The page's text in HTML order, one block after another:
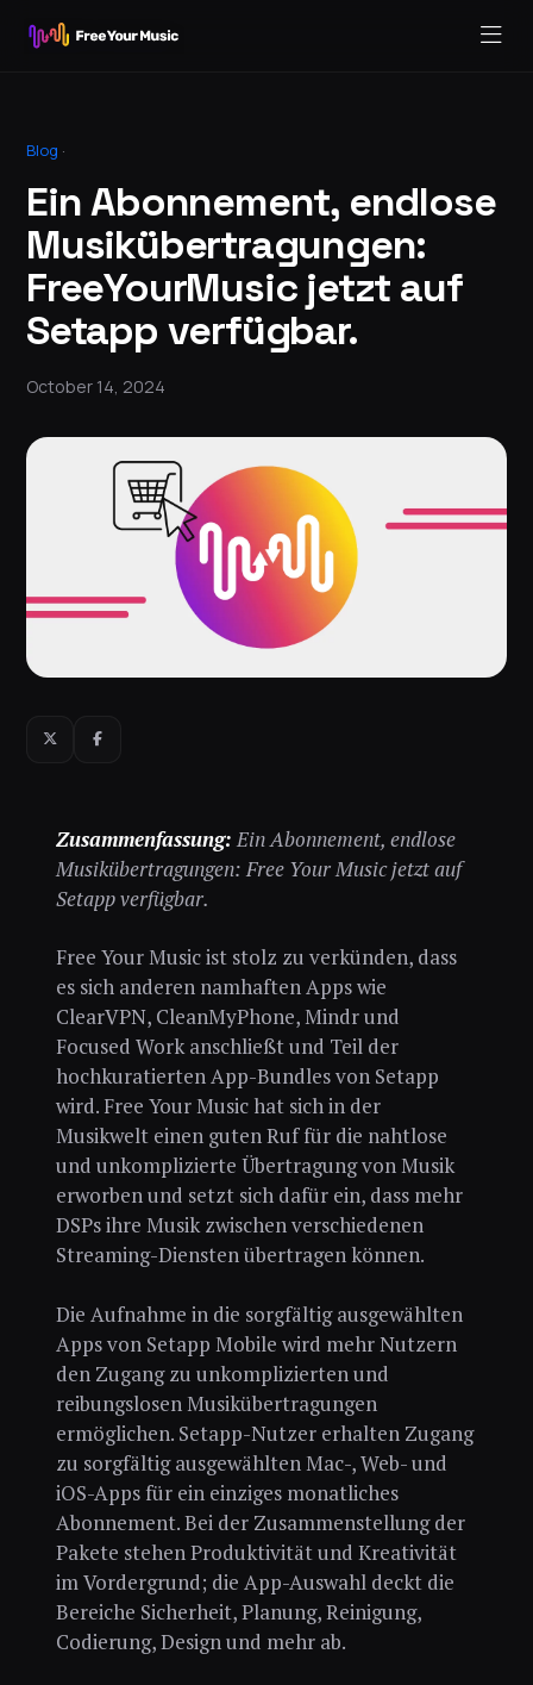
Blog ·
Ein Abonnement, endlose
Musikübertragungen:
FreeYourMusic jetzt auf
Setapp verfügbar.
October 14, 2024
Zusammenfassung: Ein Abonnement, endlose
Musikübertragungen: Free Your Music jetzt auf
Setapp verfügbar.
Free Your Music ist stolz zu verkünden, dass
es sich anderen namhaften Apps wie
ClearVPN, CleanMyPhone, Mindr und
Focused Work anschließt und Teil der
hochkuratierten App-Bundles von Setapp
wird. Free Your Music hat sich in der
Musikwelt einen guten Ruf für die nahtlose
und unkomplizierte Übertragung von Musik
erworben und setzt sich dafür ein, dass mehr
DSPs ihre Musik zwischen verschiedenen
Streaming-Diensten übertragen können.
Die Aufnahme in die sorgfältig ausgewählten
Apps von Setapp Mobile wird mehr Nutzern
den Zugang zu unkomplizierten und
reibungslosen Musikübertragungen
ermöglichen. Setapp-Nutzer erhalten Zugang
zu sorgfältig ausgewählten Mac-, Web- und
iOS-Apps für ein einziges monatliches
Abonnement. Bei der Zusammenstellung der
Pakete stehen Produktivität und Kreativität
im Vordergrund; die App-Auswahl deckt die
Bereiche Sicherheit, Planung, Reinigung,
Codierung, Design und mehr ab.